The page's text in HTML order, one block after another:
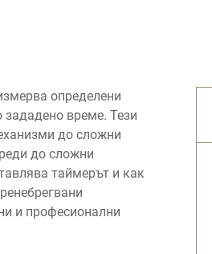
определени
зададено време. Тези
до сложни
до сложни
таймерът и как
и професионални